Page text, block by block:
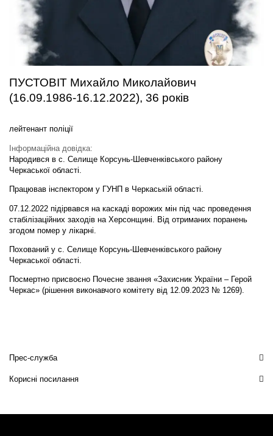
ПУСТОВІТ Михайло Миколайович
(16.09.1986-16.12.2022), 36 років
лейтенант поліції
Інформаційна довідка:
Народився в с. Селище Корсунь-Шевченківського району
Черкаської області.
Працював інспектором у ГУНП в Черкаській області.
07.12.2022 підірвався на каскаді ворожих мін під час проведення
стабілізаційних заходів на Херсонщині. Від отриманих поранень
згодом помер у лікарні.
Похований у с. Селище Корсунь-Шевченківського району
Черкаської області.
Посмертно присвоєно Почесне звання «Захисник України – Герой
Черкас» (рішення виконавчого комітету від 12.09.2023 № 1269).
Прес-служба
Корисні посилання